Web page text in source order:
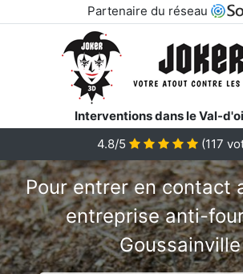
Partenaire du réseau
Interventions dans le Val-
4.8/5
(117
Pour entrer en contact
entreprise anti-
Goussainville